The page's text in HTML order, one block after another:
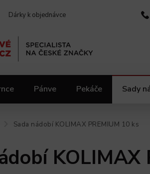
Dárky k objednávce
Pánve Pekáče Sady
Sada nádobí KOLIMAX PREMIUM 10 ks
KOLIMAX